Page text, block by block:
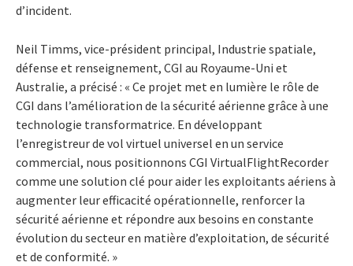
d’incident.
Neil Timms, vice-président principal, Industrie spatiale,
défense et renseignement, CGI au Royaume-Uni et
Australie, a précisé : « Ce projet met en lumière le rôle de
CGI dans l’amélioration de la sécurité aérienne grâce à une
technologie transformatrice. En développant
l’enregistreur de vol virtuel universel en un service
commercial, nous positionnons CGI VirtualFlightRecorder
comme une solution clé pour aider les exploitants aériens à
augmenter leur efficacité opérationnelle, renforcer la
sécurité aérienne et répondre aux besoins en constante
évolution du secteur en matière d’exploitation, de sécurité
et de conformité. »